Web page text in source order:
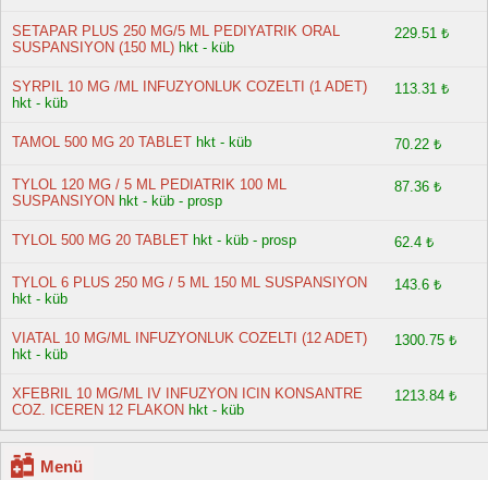
SETAPAR PLUS 250 MG/5 ML PEDIYATRIK ORAL
SUSPANSIYON (150 ML) hkt - küb
229.51 ₺
SYRPIL 10 MG /ML INFUZYONLUK COZELTI (1 ADET)
hkt - küb
113.31 ₺
TAMOL 500 MG 20 TABLET hkt - küb 70.22 ₺
TYLOL 120 MG / 5 ML PEDIATRIK 100 ML
SUSPANSIYON hkt - küb - prosp
87.36 ₺
TYLOL 500 MG 20 TABLET hkt - küb - prosp 62.4 ₺
TYLOL 6 PLUS 250 MG / 5 ML 150 ML SUSPANSIYON
hkt - küb
143.6 ₺
VIATAL 10 MG/ML INFUZYONLUK COZELTI (12 ADET)
hkt - küb
1300.75 ₺
XFEBRIL 10 MG/ML IV INFUZYON ICIN KONSANTRE
COZ. ICEREN 12 FLAKON hkt - küb
1213.84 ₺
Menü